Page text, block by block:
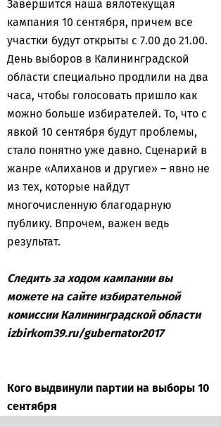
Завершится наша вялотекущая
кампания 10 сентября, причем все
участки будут открыты с 7.00 до 21.00.
День выборов в Калининградской
области специально продлили на два
часа, чтобы голосовать пришло как
можно больше избирателей. То, что с
явкой 10 сентября будут проблемы,
стало понятно уже давно. Сценарий в
жанре «Алиханов и другие» – явно не
из тех, которые найдут
многочисленную благодарную
публику. Впрочем, важен ведь
результат.
Следить за ходом кампании вы
можете на сайте избирательной
комиссии Калининградской области
izbirkom39.ru/gubernator2017
Кого выдвинули партии на выборы 10
сентября